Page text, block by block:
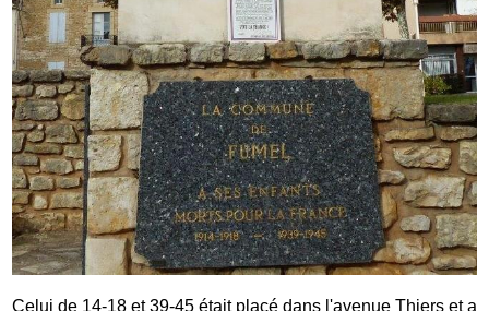
Celui de 14-18 et 39-45 était placé dans l'avenue Thiers et a